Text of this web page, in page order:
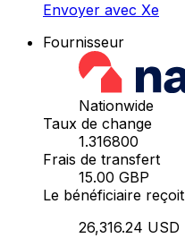
Envoyer avec Xe
Fournisseur
Nationwide
Taux de change
1.316800
Frais de transfert
15.00 GBP
Le bénéficiaire reçoit
26,316.24 USD